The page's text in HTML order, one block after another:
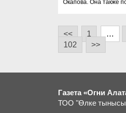
Окапова. Она также
<< 1 …
102
>>
Газета «Огни
ТОО "Өлке